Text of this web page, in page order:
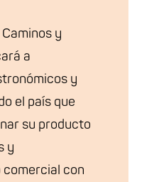
y
a
y
el país que
su producto
y
con